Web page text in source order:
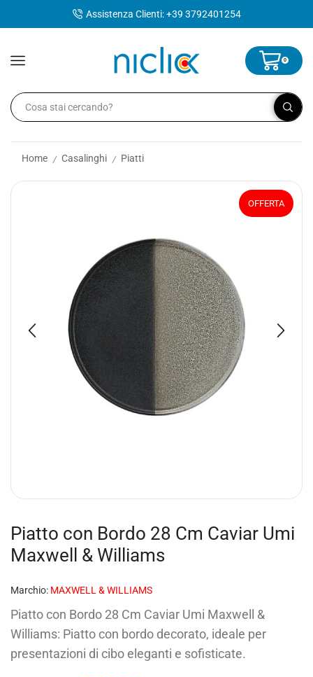
Assistenza Clienti: +39 3792401254
0
Home / Casalinghi / Piatti
OFFERTA
Piatto con Bordo 28 Cm Caviar Umi
Maxwell & Williams
Marchio: MAXWELL & WILLIAMS
Piatto con Bordo 28 Cm Caviar Umi Maxwell &
Williams: Piatto con bordo decorato, ideale per
presentazioni di cibo eleganti e sofisticate.